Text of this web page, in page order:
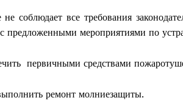
соблюдает все требования
предложенными мероприятиями по
первичными средствами
ремонт молниезащиты.